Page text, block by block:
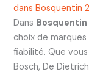
dans Bosquentin
Dans
choix de
fiabilité. Que
Bosch, De